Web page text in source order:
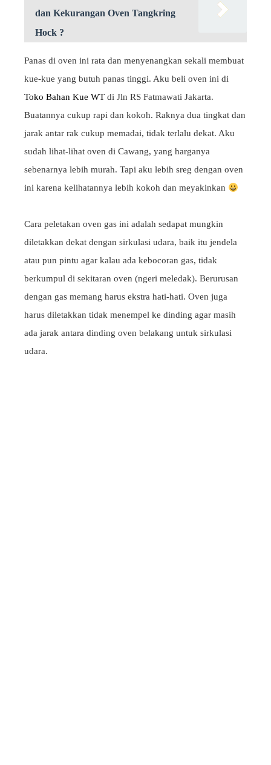
dan Kekurangan Oven Tangkring
Hock ?
Panas di oven ini rata dan menyenangkan sekali membuat
kue-kue yang butuh panas tinggi. Aku beli oven ini di
Toko Bahan Kue WT di Jln RS Fatmawati Jakarta.
Buatannya cukup rapi dan kokoh. Raknya dua tingkat dan
jarak antar rak cukup memadai, tidak terlalu dekat. Aku
sudah lihat-lihat oven di Cawang, yang harganya
sebenarnya lebih murah. Tapi aku lebih sreg dengan oven
ini karena kelihatannya lebih kokoh dan meyakinkan
Cara peletakan oven gas ini adalah sedapat mungkin
diletakkan dekat dengan sirkulasi udara, baik itu jendela
atau pun pintu agar kalau ada kebocoran gas, tidak
berkumpul di sekitaran oven (ngeri meledak). Berurusan
dengan gas memang harus ekstra hati-hati. Oven juga
harus diletakkan tidak menempel ke dinding agar masih
ada jarak antara dinding oven belakang untuk sirkulasi
udara.